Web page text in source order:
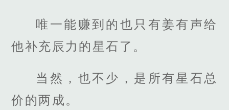
唯一能赚到的也只有姜有声给
他补充辰力的星石了。
当然，也不少，是所有星石总
价的两成。